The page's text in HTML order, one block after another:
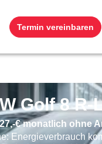
Termin vereinbaren
Golf 8 R-
€ monatlich ohne
Energieverbrauch